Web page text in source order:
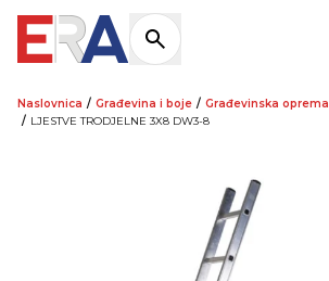
Naslovnica / Građevina i boje / Građevinska oprema
/ LJESTVE TRODJELNE 3X8 DW3-8